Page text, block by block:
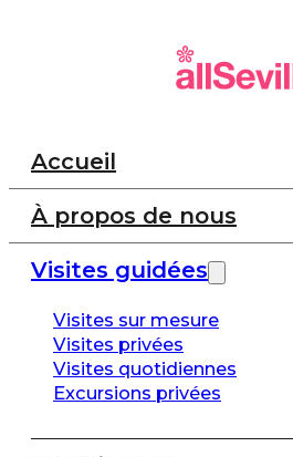
Accueil
À propos de nous
Visites guidées
Visites sur mesure
Visites privées
Visites quotidiennes
Excursions privées